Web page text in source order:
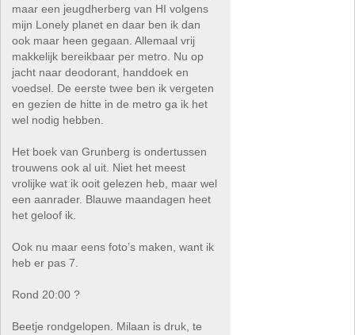
maar een jeugdherberg van HI volgens
mijn Lonely planet en daar ben ik dan
ook maar heen gegaan. Allemaal vrij
makkelijk bereikbaar per metro. Nu op
jacht naar deodorant, handdoek en
voedsel. De eerste twee ben ik vergeten
en gezien de hitte in de metro ga ik het
wel nodig hebben.
Het boek van Grunberg is ondertussen
trouwens ook al uit. Niet het meest
vrolijke wat ik ooit gelezen heb, maar wel
een aanrader. Blauwe maandagen heet
het geloof ik.
Ook nu maar eens foto’s maken, want ik
heb er pas 7.
Rond 20:00 ?
Beetje rondgelopen. Milaan is druk, te